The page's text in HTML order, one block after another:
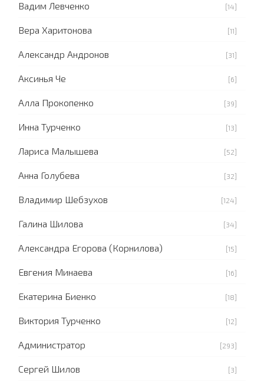
Вадим Левченко [14]
Вера Харитонова [11]
Александр Андронов [31]
Аксинья Че [6]
Алла Прокопенко [39]
Инна Турченко [13]
Лариса Малышева [52]
Анна Голубева [32]
Владимир Шебзухов [124]
Галина Шилова [34]
Александра Егорова (Корнилова) [15]
Евгения Минаева [16]
Екатерина Биенко [18]
Виктория Турченко [12]
Администратор [293]
Сергей Шилов [3]